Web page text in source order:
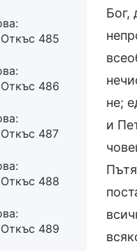
485
486
487
488
489
Бог,
не;
и